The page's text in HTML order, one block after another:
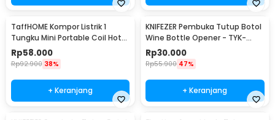
TaffHOME Kompor Listrik 1
Tungku Mini Portable Coil Hot
Plate 500W - C1-1000-03
Rp58.000
Rp92.900 38%
+ Keranjang
KNIFEZER Pembuka Tutup Botol
Wine Bottle Opener - TYK-
074B
Rp30.000
Rp55.900 47%
+ Keranjang